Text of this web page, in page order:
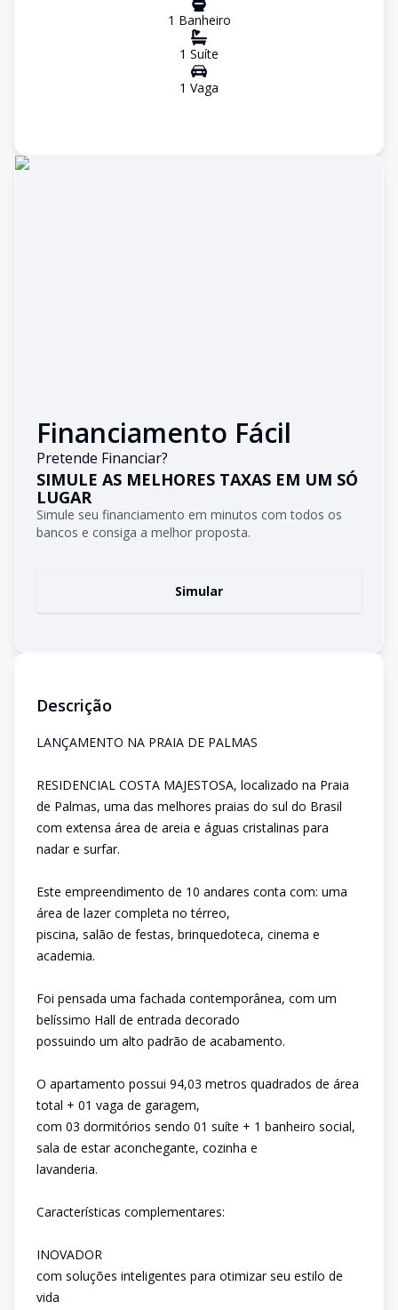
1 Banheiro
1 Suíte
1 Vaga
Financiamento Fácil
Pretende Financiar?
SIMULE AS MELHORES TAXAS EM UM SÓ
LUGAR
Simule seu financiamento em minutos com todos os
bancos e consiga a melhor proposta.
Simular
Descrição
LANÇAMENTO NA PRAIA DE PALMAS
RESIDENCIAL COSTA MAJESTOSA, localizado na Praia
de Palmas, uma das melhores praias do sul do Brasil
com extensa área de areia e águas cristalinas para
nadar e surfar.
Este empreendimento de 10 andares conta com: uma
área de lazer completa no térreo,
piscina, salão de festas, brinquedoteca, cinema e
academia.
Foi pensada uma fachada contemporânea, com um
belíssimo Hall de entrada decorado
possuindo um alto padrão de acabamento.
O apartamento possui 94,03 metros quadrados de área
total + 01 vaga de garagem,
com 03 dormitórios sendo 01 suíte + 1 banheiro social,
sala de estar aconchegante, cozinha e
lavanderia.
Características complementares:
INOVADOR
com soluções inteligentes para otimizar seu estilo de
vida